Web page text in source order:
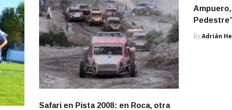
Safari en Pista 2008: en Roca, otra
ByAdrián